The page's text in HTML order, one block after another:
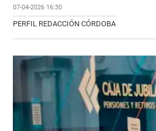
07-04-2026 16:30
PERFIL REDACCIÓN CÓRDOBA